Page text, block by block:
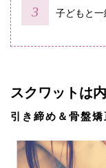
子どもと
スクワットは
引き締め＆骨盤